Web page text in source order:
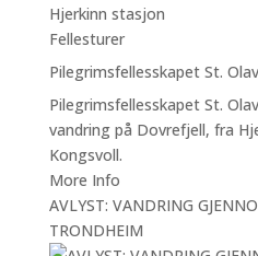
Hjerkinn stasjon
Fellesturer
Pilegrimsfellesskapet St.
Pilegrimsfellesskapet St.
vandring på Dovrefjell, fra
Kongsvoll.
More Info
AVLYST: VANDRING
TRONDHEIM